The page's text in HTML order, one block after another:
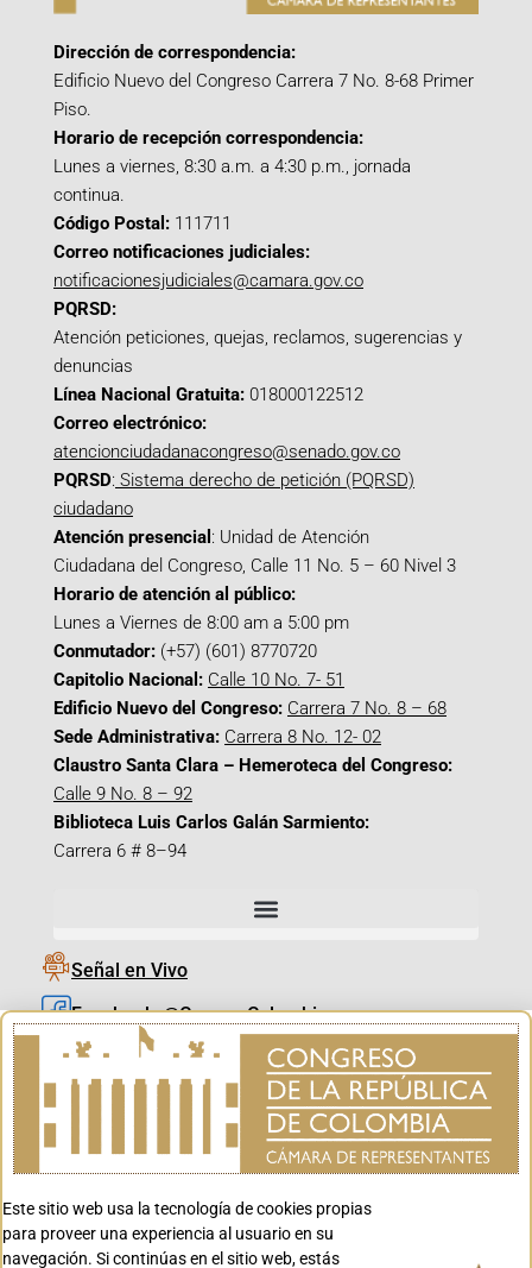
Dirección de correspondencia:
Edificio Nuevo del Congreso Carrera 7 No. 8-68 Primer
Piso.
Horario de recepción correspondencia:
Lunes a viernes, 8:30 a.m. a 4:30 p.m., jornada
continua.
Código Postal: 111711
Correo notificaciones judiciales:
notificacionesjudiciales@camara.gov.co
PQRSD:
Atención peticiones, quejas, reclamos, sugerencias y
denuncias
Línea Nacional Gratuita: 018000122512
Correo electrónico:
atencionciudadanacongreso@senado.gov.co
PQRSD: Sistema derecho de petición (PQRSD)
ciudadano
Atención presencial : Unidad de Atención
Ciudadana del Congreso, Calle 11 No. 5 – 60 Nivel 3
Horario de atención al público:
Lunes a Viernes de 8:00 am a 5:00 pm
Conmutador: (+57) (601) 8770720
Capitolio Nacional: Calle 10 No. 7- 51
Edificio Nuevo del Congreso: Carrera 7 No. 8 – 68
Sede Administrativa: Carrera 8 No. 12- 02
Claustro Santa Clara – Hemeroteca del Congreso:
Calle 9 No. 8 – 92
Biblioteca Luis Carlos Galán Sarmiento:
Carrera 6 # 8–94
Señal en Vivo
Facebook_@CamaraColombia
Instagram_@CamaraColombia
X_@CamaraColombia
Youtube_@CamaraColombia
Youtube_@CanalCongreso
Este sitio web usa la tecnología de cookies propias
para proveer una experiencia al usuario en su
navegación. Si continúas en el sitio web, estás